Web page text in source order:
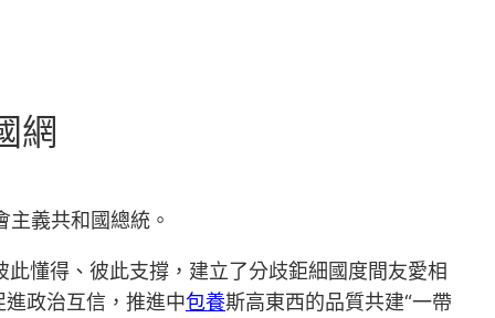
網
義共和國總統。
此懂得、彼此支撐，建立了分歧鉅細國度間友愛相
政治互信，推進中包養斯高東西的品質共建“一帶